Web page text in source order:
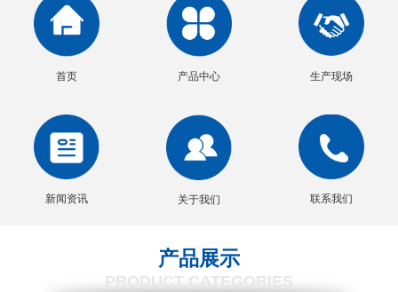
首页 产品中心 生产现场
新闻资讯 关于我们 联系我们
产品展示
PRODUCT CATEGORIES